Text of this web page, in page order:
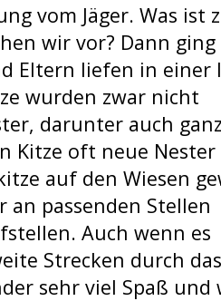
vom Jäger. Was ist
wir vor? Dann ging
Eltern liefen in einer
wurden zwar nicht
darunter auch
Kitze oft neue Nester
auf den Wiesen
passenden Stellen
Auch wenn es
Strecken durch
sehr viel Spaß und